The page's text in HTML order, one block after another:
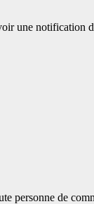
une notification
personne de